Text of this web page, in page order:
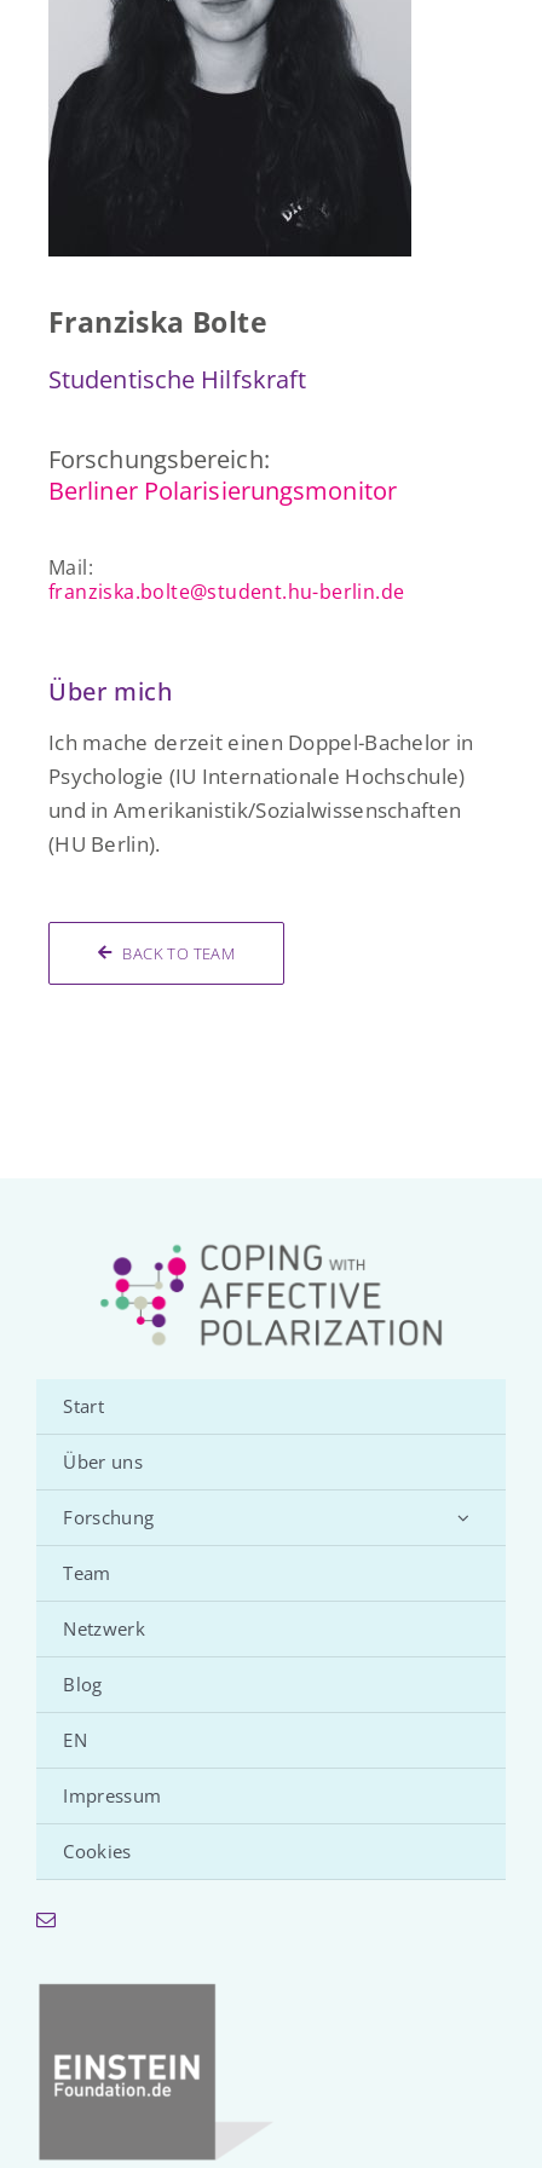
Presse & Publikationen
Kontakt
Franziska Bolte
Studentische Hilfskraft
Forschungsbereich:
Berliner Polarisierungsmonitor
Mail:
franziska.bolte@student.hu-berlin.de
Über mich
Ich mache derzeit einen Doppel-Bachelor in
Psychologie (IU Internationale Hochschule)
und in Amerikanistik/Sozialwissenschaften
(HU Berlin).
BACK TO TEAM
Start
Über uns
Forschung
Team
Netzwerk
Blog
EN
Impressum
Cookies